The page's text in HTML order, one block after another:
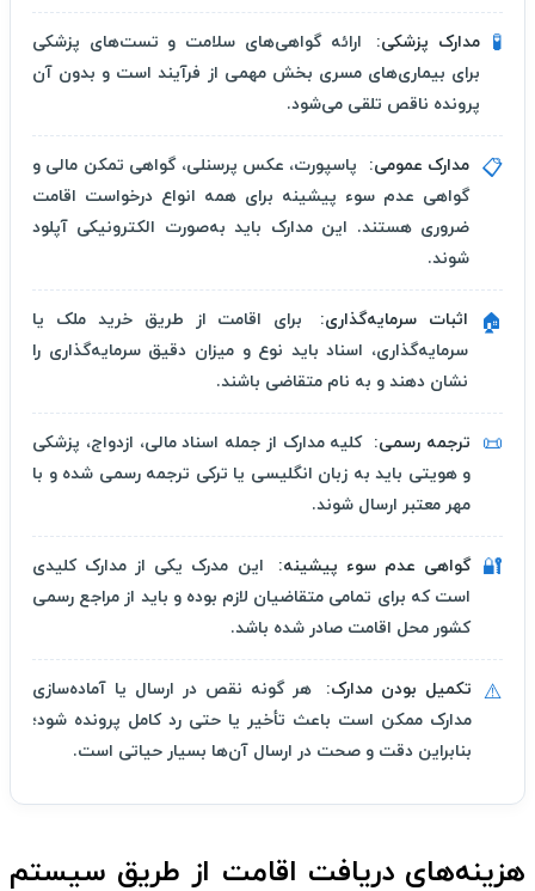
🧪 مدارک پزشکی:
ارائه گواهی‌های سلامت و تست‌های پزشکی
برای بیماری‌های مسری بخش مهمی از فرآیند است و بدون آن
پرونده ناقص تلقی می‌شود.
📋 مدارک عمومی:
پاسپورت، عکس پرسنلی، گواهی تمکن مالی و
گواهی عدم سوء پیشینه برای همه انواع درخواست اقامت
ضروری هستند. این مدارک باید به‌صورت الکترونیکی آپلود
شوند.
🏠 اثبات سرمایه‌گذاری:
برای اقامت از طریق خرید ملک یا
سرمایه‌گذاری، اسناد باید نوع و میزان دقیق سرمایه‌گذاری را
نشان دهند و به نام متقاضی باشند.
📜 ترجمه رسمی: کلیه مدارک از جمله اسناد مالی، ازدواج، پزشکی
و هویتی باید به زبان انگلیسی یا ترکی ترجمه رسمی شده و با
مهر معتبر ارسال شوند.
🔐 گواهی عدم سوء پیشینه:
این مدرک یکی از مدارک کلیدی
است که برای تمامی متقاضیان لازم بوده و باید از مراجع رسمی
کشور محل اقامت صادر شده باشد.
⚠️ تکمیل بودن مدارک:
هر گونه نقص در ارسال یا آماده‌سازی
مدارک ممکن است باعث تأخیر یا حتی رد کامل پرونده شود؛
بنابراین دقت و صحت در ارسال آن‌ها بسیار حیاتی است.
هزینه‌های دریافت اقامت از طریق سیستم